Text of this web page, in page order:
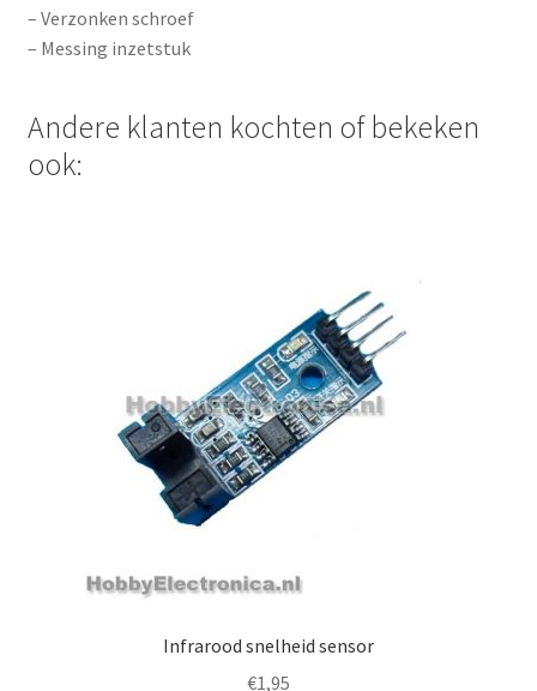
– Verzonken schroef
– Messing inzetstuk
Andere klanten kochten of bekeken
ook:
Infrarood snelheid sensor
€1,95